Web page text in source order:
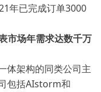
年已完成订单3000
市场年需求达数千万
体架构的同类公司主
包括AIstorm和